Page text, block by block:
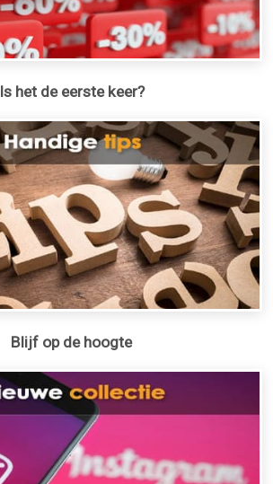
Is het de eerste keer?
Blijf op de hoogte